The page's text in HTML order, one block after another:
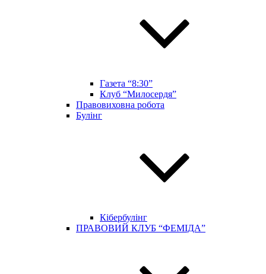
Газета “8:30”
Клуб “Милосердя”
Правовиховна робота
Булінг
Кібербулінг
ПРАВОВИЙ КЛУБ “ФЕМІДА”